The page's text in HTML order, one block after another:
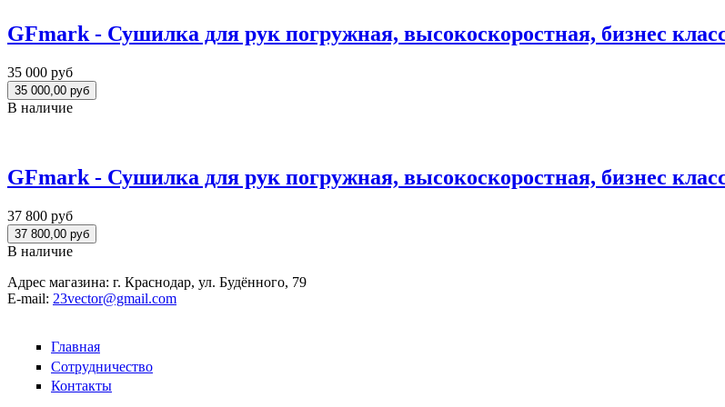
GFmark - Сушилка для рук погружная, высокоскоростная, бизнес
35 000 руб
В наличие
GFmark - Сушилка для рук погружная, высокоскоростная, бизнес
37 800 руб
В наличие
Адрес магазина: г. Краснодар, ул. Будённого, 79
E-mail: 23vector@gmail.com
Главная
Сотрудничество
Контакты